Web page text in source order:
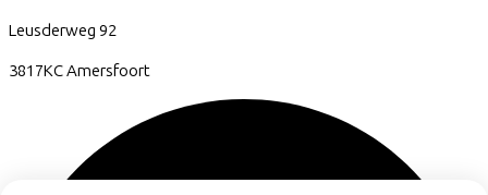
Leusderweg 92
3817KCAmersfoort